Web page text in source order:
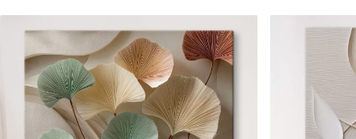
✓
✓Biztonságos, szagtalan tinta
✗ Vászonhatású felület
✗Környezetbarát anyag
✓
✓ Biztonságos,
✓ Vászonhatású felület
✗ Környezetbarát anyag